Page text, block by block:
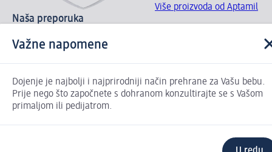
Više proizvoda od Aptamil
Naša preporuka
Važne napomene
Dojenje je najbolji i najprirodniji način prehrane za Vašu bebu.
Prije nego što započnete s dohranom konzultirajte se s Vašom
primaljom ili pedijatrom.